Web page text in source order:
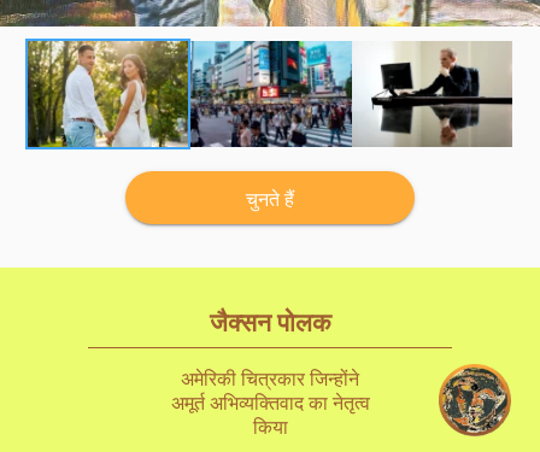
चुनते हैं
जैक्सन पोलक
अमेरिकी चित्रकार जिन्होंने
अमूर्त अभिव्यक्तिवाद का नेतृत्व
किया